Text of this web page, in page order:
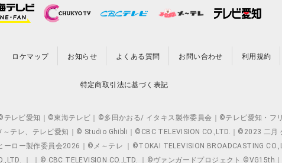
ロケマップ お知らせ よくある質問 お問い合わせ 利用規約
特定商取引法に基づく表記
レビ愛知｜©東海テレビ｜©多田かおる/ イタキス製作委員会｜©テレビ愛知・フ
テレ、テレビ愛知｜© Studio Ghibli｜©CBC TELEVISION CO.,LTD.｜©2023 二
ー製作委員会2026｜©メ～テレ ｜©TOKAI TELEVISION BROADCASTING
｜ ｜© CBC TELEVISION CO.,LTD. ｜©ヴァンガードプロジェクト ©VG15th